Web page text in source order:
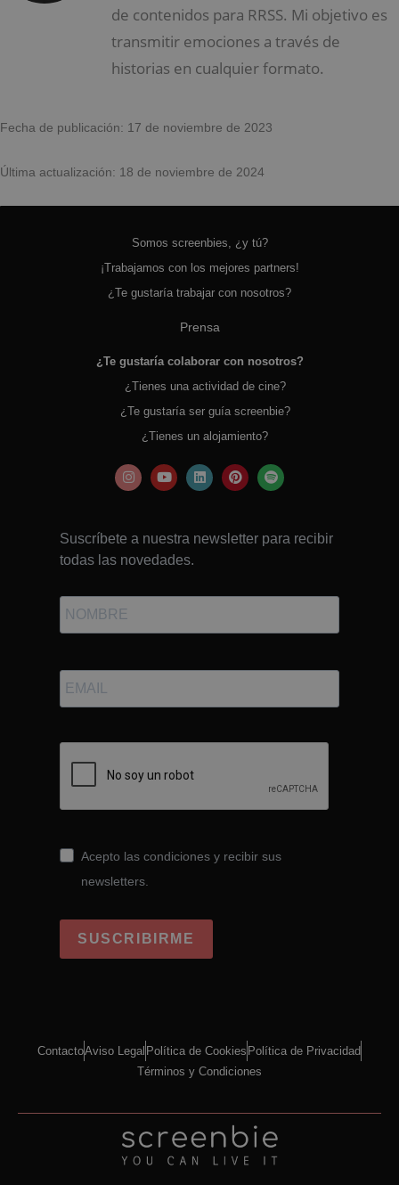
de contenidos para RRSS. Mi objetivo es
transmitir emociones a través de
historias en cualquier formato.
Fecha de publicación: 17 de noviembre de 2023
Última actualización: 18 de noviembre de 2024
Somos screenbies, ¿y tú?
¡Trabajamos con los mejores partners!
¿Te gustaría trabajar con nosotros?
Prensa
¿Te gustaría colaborar con nosotros?
¿Tienes una actividad de cine?
¿Te gustaría ser guía screenbie?
¿Tienes un alojamiento?
Suscríbete a nuestra newsletter para recibir
todas las novedades.
Acepto las condiciones y recibir sus
newsletters.
SUSCRIBIRME
ContactoAviso Legal Política de Cookies Política de Privacidad
Términos y Condiciones